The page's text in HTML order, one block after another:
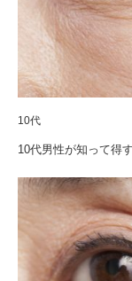
10代
10代男性が知って得